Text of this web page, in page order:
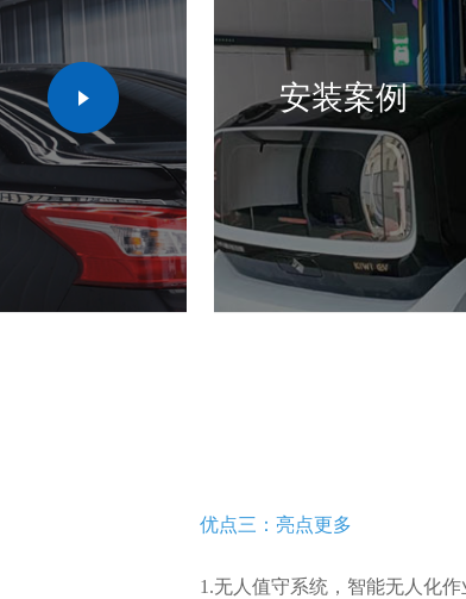
安装案例
优点三：亮点更多
1.无人值守系统，智能无人化作